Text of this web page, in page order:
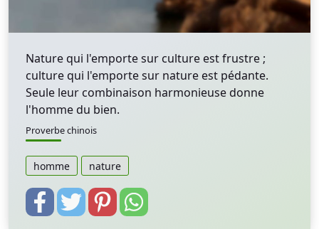
Nature qui l'emporte sur culture est frustre ;
culture qui l'emporte sur nature est pédante.
Seule leur combinaison harmonieuse donne
l'homme du bien.
Proverbe chinois
homme nature